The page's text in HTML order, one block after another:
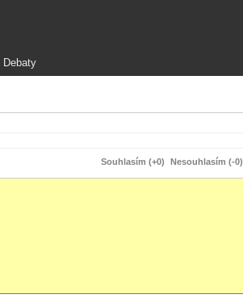
Debaty
Souhlasím (+0) Nesouhlasím (-0)